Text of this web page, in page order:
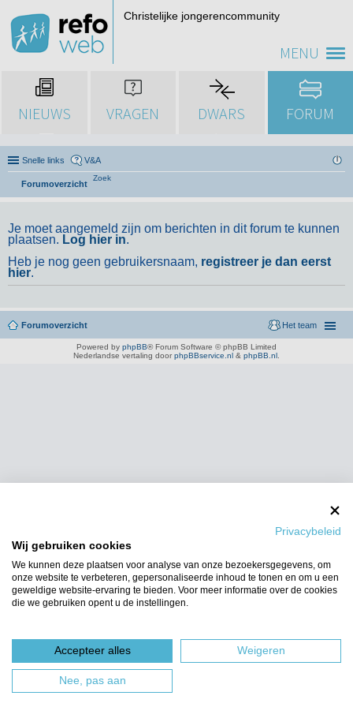
Privacybeleid
Wij gebruiken cookies
We kunnen deze plaatsen voor analyse van onze bezoekersgegevens, om
onze website te verbeteren, gepersonaliseerde inhoud te tonen en om u een
geweldige website-ervaring te bieden. Voor meer informatie over de cookies
die we gebruiken opent u de instellingen.
Accepteer alles Weigeren
Nee, pas aan
MENU
Christelijke jongerencommunity
NIEUWS VRAGEN DWARS FORUM
Snelle links V&A
Forumoverzicht
Zoek
Je moet aangemeld zijn om berichten in dit forum te kunnen
plaatsen. Log hier in.
Heb je nog geen gebruikersnaam, registreer je dan eerst
hier.
Forumoverzicht Het team
Powered by phpBB® Forum Software © phpBB Limited
Nederlandse vertaling door phpBBservice.nl & phpBB.nl